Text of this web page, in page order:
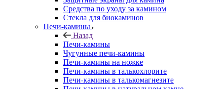
Средства по уходу за камином
Стекла для биокаминов
Печи-камины
Назад
Печи-камины
Чугунные печи-камины
Печи-камины на ножке
Печи-камины в талькохлорите
Печи-камины в талькомагнезите